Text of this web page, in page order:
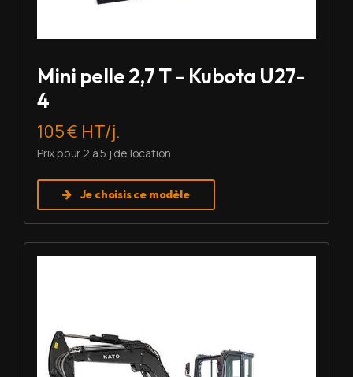
Mini pelle 2,7 T - Kubota U27-
4
105 € HT/j.
Prix pour 2 à 5 j de location
Je choisis ce modèle
Louer Mini pelle 6 T - Imer HD 60 V5